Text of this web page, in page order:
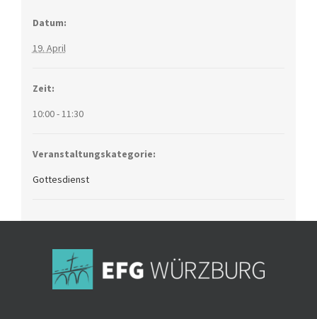
Datum:
19. April
Zeit:
10:00 - 11:30
Veranstaltungskategorie:
Gottesdienst